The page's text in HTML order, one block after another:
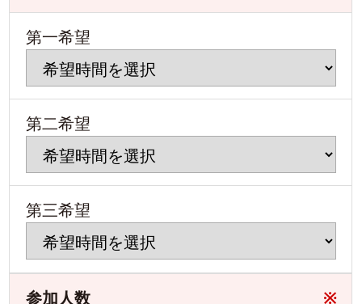
第一希望
第二希望
第三希望
参加人数 ※